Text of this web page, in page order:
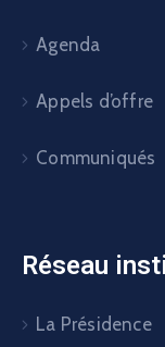
Agenda
Appels d’offre
Communiqués
Réseau
La Présidence